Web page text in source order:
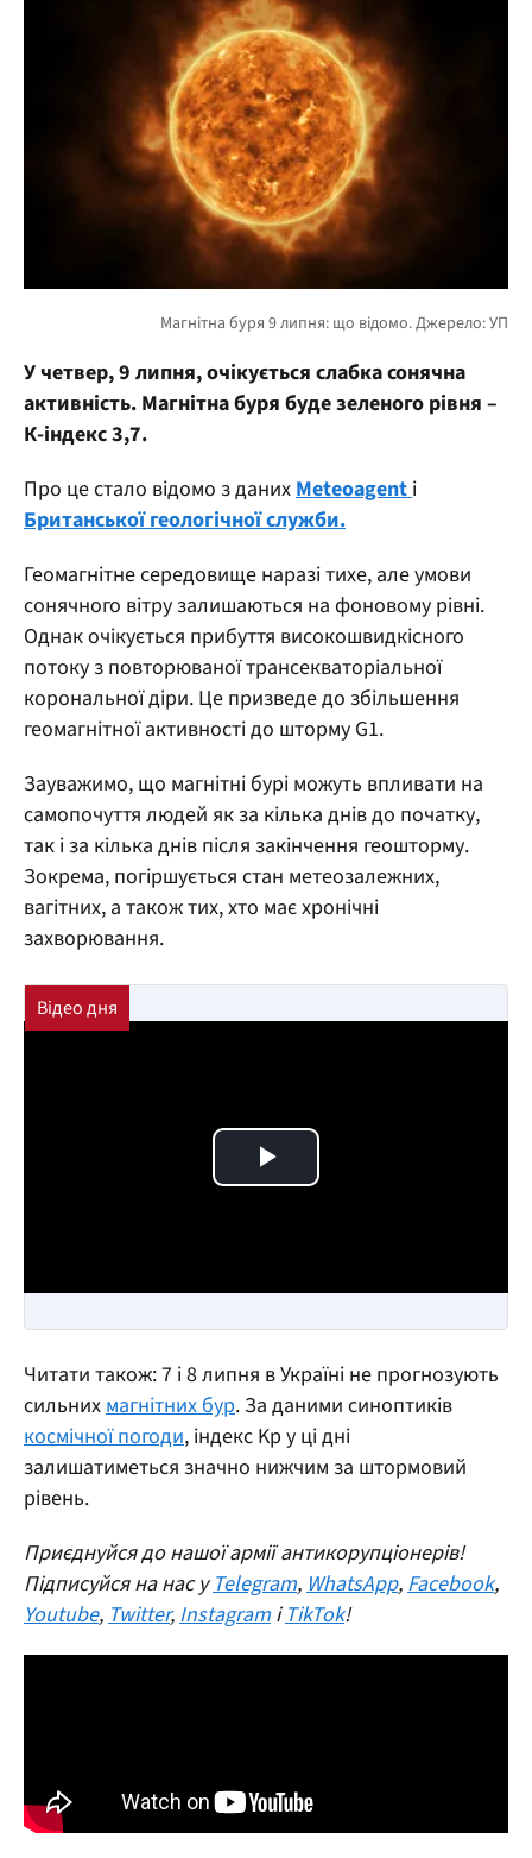
У четвер, 9 липня, очікується слабка сонячна
активність. Магнітна буря буде зеленого рівня –
К-індекс 3,7.
Про це стало відомо з даних Мeteoagent і
Британської геологічної служби.
Геомагнітне середовище наразі тихе, але умови
сонячного вітру залишаються на фоновому рівні.
Однак очікується прибуття високошвидкісного
потоку з повторюваної трансекваторіальної
корональної діри. Це призведе до збільшення
геомагнітної активності до шторму G1.
Зауважимо, що магнітні бурі можуть впливати на
самопочуття людей як за кілька днів до початку,
так і за кілька днів після закінчення геошторму.
Зокрема, погіршується стан метеозалежних,
вагітних, а також тих, хто має хронічні
захворювання.
Play Video
Читати також: 7 і 8 липня в Україні не прогнозують
сильнихмагнітних бур. За даними синоптиків
космічної погоди, індекс Kp у ці дні
залишатиметься значно нижчим за штормовий
рівень.
Приєднуйся до нашої армії антикорупціонерів!
Підписуйся на нас уTelegram,WhatsApp,Facebook,
Youtube,Twitter,Instagram іTikTok!